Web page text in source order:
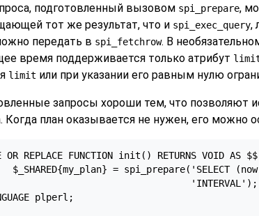
подготовленный вызовом spi_prepare,
тот же результат, что и spi_exec_query,
передать в spi_fetchrow. В
время поддерживается только атрибут
limit или при указании его равным нулю
запросы хороши тем, что позволяют
Когда план оказывается не нужен, его можно
OR REPLACE FUNCTION init() RETURNS VOID AS $$
$_SHARED{my_plan} = spi_prepare('SELECT
'INTERVAL');
plperl;